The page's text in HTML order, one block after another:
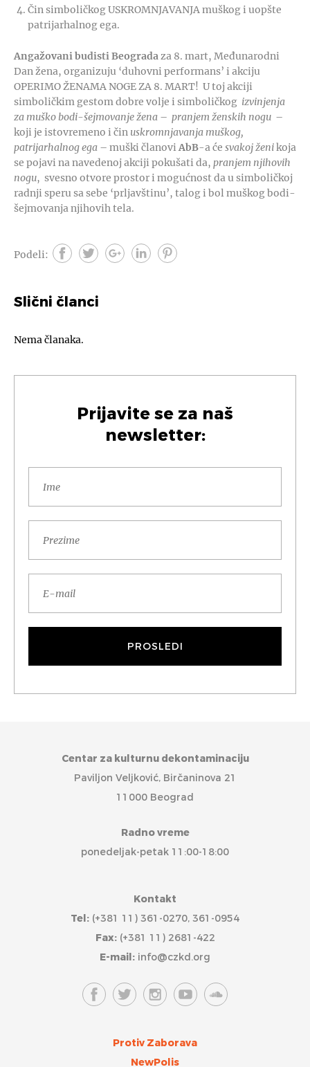
Čin simboličkog USKROMNJAVANJA muškog i uopšte
patrijarhalnog ega.
Angažovani budisti Beogradaza 8. mart, Međunarodni
Dan žena, organizuju ‘duhovni performans’ i akciju
OPERIMO ŽENAMA NOGE ZA 8. MART! U toj akciji
simboličkim gestom dobre volje i simboličkog izvinjenja
za muško bodi-šejmovanje žena – pranjem ženskih nogu –
koji je istovremeno i čin uskromnjavanja muškog,
patrijarhalnog ega – muški članoviAbB-a će svakoj ženikoja
se pojavi na navedenoj akciji pokušati da, pranjem njihovih
nogu, svesno otvore prostor i mogućnost da u simboličkoj
radnji speru sa sebe ‘prljavštinu’, talog i bol muškog bodi-
šejmovanja njihovih tela.
Podeli:
Slični članci
Nema članaka.
Prijavite se za naš
newsletter:
Centar za kulturnu dekontaminaciju
Paviljon Veljković, Birčaninova 21
11000 Beograd
Radno vreme
ponedeljak-petak 11:00-18:00
Kontakt
Tel: (+381 11) 361-0270, 361-0954
Fax:(+381 11) 2681-422
E-mail: info@czkd.org
Protiv Zaborava
NewPolis